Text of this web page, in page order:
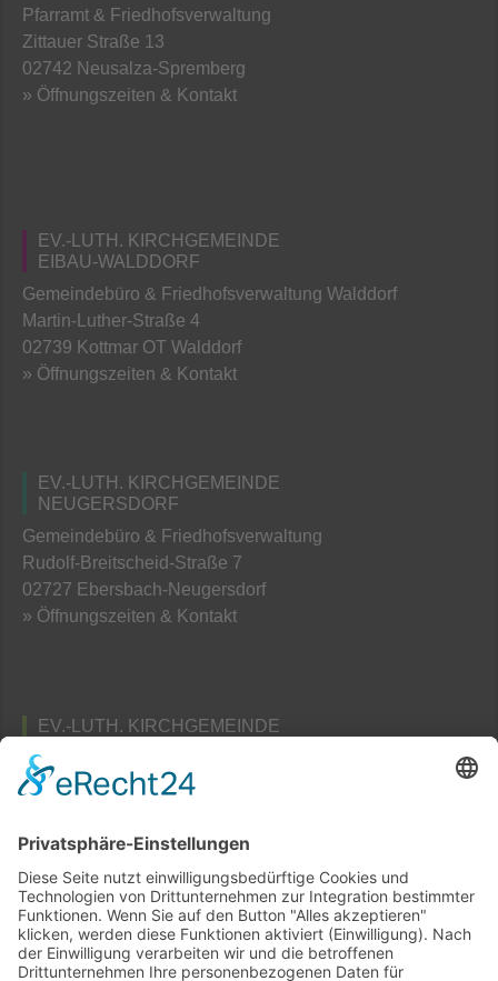
Pfarramt & Friedhofsverwaltung
Zittauer Straße 13
02742 Neusalza-Spremberg
» Öffnungszeiten & Kontakt
EV.-LUTH. KIRCHGEMEINDE
EIBAU-WALDDORF
Gemeindebüro & Friedhofsverwaltung Walddorf
Martin-Luther-Straße 4
02739 Kottmar OT Walddorf
» Öffnungszeiten & Kontakt
EV.-LUTH. KIRCHGEMEINDE
NEUGERSDORF
Gemeindebüro & Friedhofsverwaltung
Rudolf-Breitscheid-Straße 7
02727 Ebersbach-Neugersdorf
» Öffnungszeiten & Kontakt
EV.-LUTH. KIRCHGEMEINDE
Pfarramts- und Friedhofsverwaltung
02689 Taubenheim / Spree
» Öffnungszeiten & Kontakt